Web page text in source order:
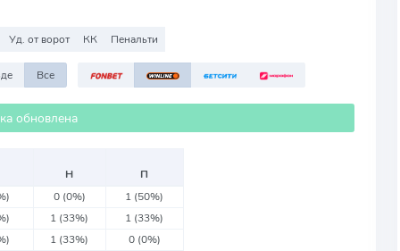
Уд. от ворот КК Пенальти
Все
обновлена
Н
П
0 (0%)
1 (50%)
1 (33%)
1 (33%)
1 (33%) 0 (0%)